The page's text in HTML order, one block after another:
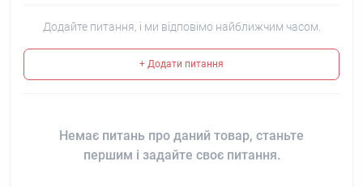
Додайте питання, і ми відповімо найближчим часом.
+ Додати питання
Немає питань про даний товар, станьте
першим і задайте своє питання.